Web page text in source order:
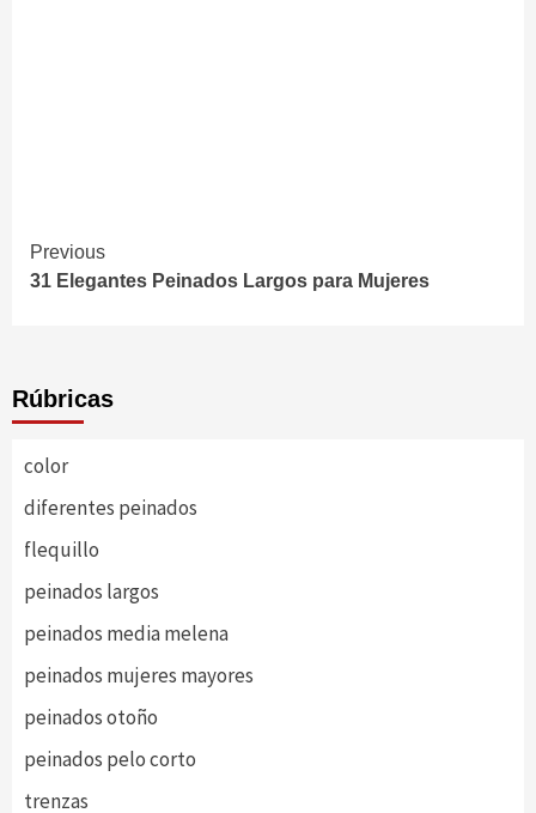
Continue
Reading
Previous
31 Elegantes Peinados Largos para Mujeres
Rúbricas
color
diferentes peinados
flequillo
peinados largos
peinados media melena
peinados mujeres mayores
peinados otoño
peinados pelo corto
trenzas